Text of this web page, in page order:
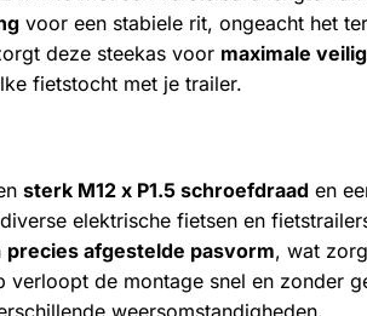
voor een stabiele rit, ongeacht het
deze steekas voor maximale
fietstocht met je trailer.
sterk M12 x P1.5 schroefdraad en
elektrische fietsen en
precies afgestelde pasvorm, wat
de montage snel en zonder
weersomstandigheden.